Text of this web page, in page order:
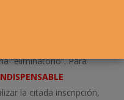
“eliminatorio”. Para
la citada inscripción,